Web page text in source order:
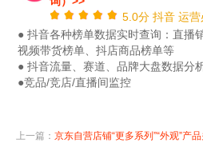
5.0分 抖音 运营
● 抖音各种榜单数据实时查询：直播
视频带货榜单、抖店商品榜单等
● 抖音流量、赛道、品牌大盘数据分
●竞品/竞店/直播间监控
上一篇： 京东自营店铺“更多系列”“外观”产